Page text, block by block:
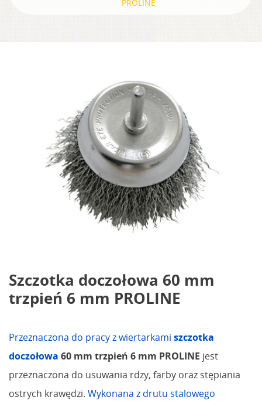
PROLINE
Szczotka doczołowa 60 mm
trzpień 6 mm PROLINE
Przeznaczona do pracy z wiertarkami szczotka
doczołowa 60 mm trzpień 6 mm PROLINE jest
przeznaczona do usuwania rdzy, farby oraz stępiania
ostrych krawędzi. Wykonana z drutu stalowego